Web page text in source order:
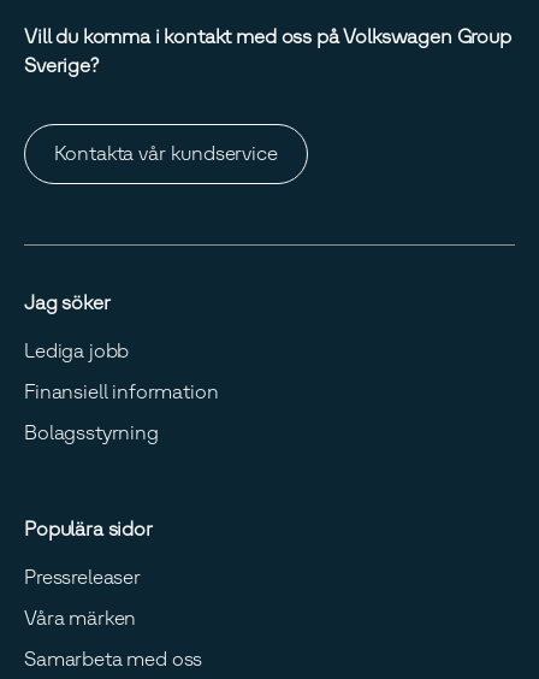
Vill du komma i kontakt med oss på Volkswagen Group
Sverige?
Kontakta vår kundservice
Jag söker
Lediga jobb
Finansiell information
Bolagsstyrning
Populära sidor
Pressreleaser
Våra märken
Samarbeta med oss